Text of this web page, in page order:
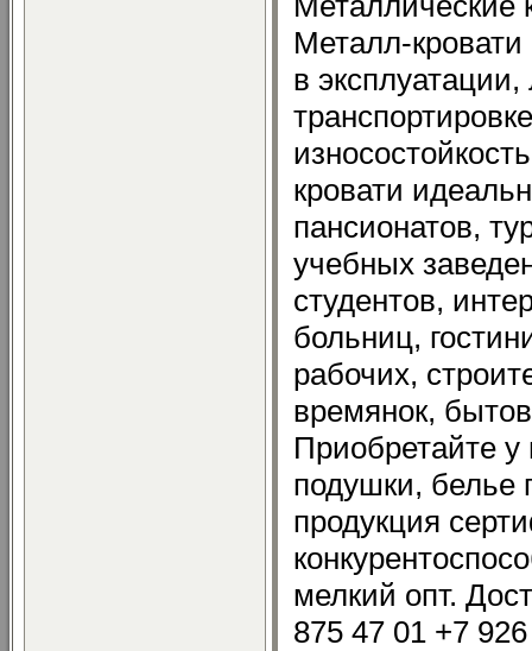
Металл-
в эксплуатации,
кровати
пансионатов,
учебных
студентов,
больниц,
рабочих,
времянок,
Приобретайте
подушки, белье
продукция
мелкий опт.
875 47 01 +7